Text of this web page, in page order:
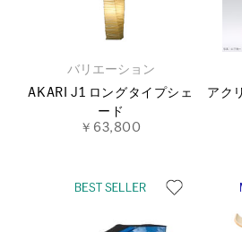
バリエーション
AKARI J1 ロングタイプシェ
ード
￥63,800
アク